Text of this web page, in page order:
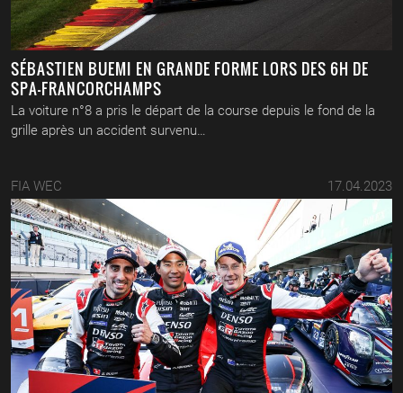
SÉBASTIEN BUEMI EN GRANDE FORME LORS DES 6H DE
SPA-FRANCORCHAMPS
La voiture n°8 a pris le départ de la course depuis le fond de la
grille après un accident survenu…
FIA WEC 17.04.2023